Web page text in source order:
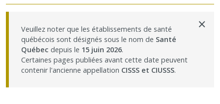
Éthique
Nous joindre
Veuillez noter que les établissements de santé
québécois sont désignés sous le nom de Santé
Québec depuis le 15 juin 2026.
Certaines pages publiées avant cette date peuvent
contenir l'ancienne appellation CISSS et CIUSSS.
×